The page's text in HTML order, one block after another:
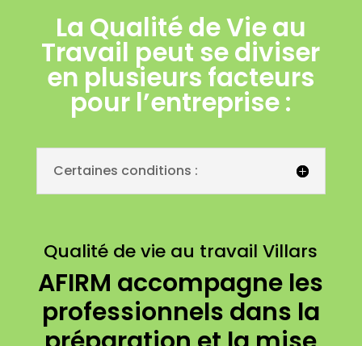
La Qualité de Vie au
Travail peut se diviser
en plusieurs facteurs
pour l’entreprise :
Certaines conditions :
Qualité de vie au travail Villars
AFIRM accompagne les
professionnels dans la